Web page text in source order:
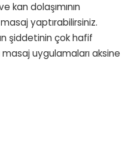
kan dolaşımının
yaptırabilirsiniz.
şiddetinin çok hafif
uygulamaları aksine